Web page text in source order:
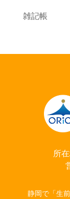
雑記帳
所
静岡で「生